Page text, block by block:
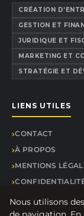
CRÉATION
GESTION ET
JURIDIQUE ET
MARKETING ET
STRATÉGIE ET
LIENS UTILES
CONTACT
À PROPOS
MENTIONS
PLAN DU SITE
Nous utilisons